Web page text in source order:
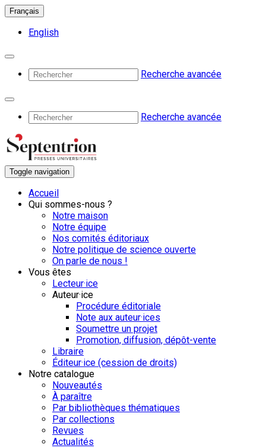
Français
English
Recherche avancée
Recherche avancée
Toggle navigation
Accueil
Qui sommes-nous ?
Notre maison
Notre équipe
Nos comités éditoriaux
Notre politique de science ouverte
On parle de nous !
Vous êtes
Lecteur·ice
Auteur·ice
Procédure éditoriale
Note aux auteur·ices
Soumettre un projet
Promotion, diffusion, dépôt-vente
Libraire
Éditeur·ice (cession de droits)
Notre catalogue
Nouveautés
À paraître
Par bibliothèques thématiques
Par collections
Revues
Actualités